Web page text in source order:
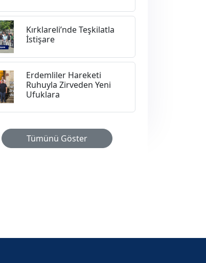
Kırklareli’nde Teşkilatla
İstişare
Erdemliler Hareketi
Ruhuyla Zirveden Yeni
Ufuklara
Tümünü Göster